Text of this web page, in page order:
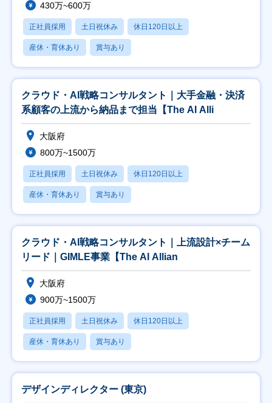
430万~600万
正社員採用 土日祝休み 休日120日以上
産休・育休あり 賞与あり
クラウド・AI戦略コンサルタント｜大手金融・決済
系顧客の上流から納品まで担当【The AI Alli
大阪府
800万~1500万
正社員採用 土日祝休み 休日120日以上
産休・育休あり 賞与あり
クラウド・AI戦略コンサルタント｜上流設計×チーム
リード｜GIMLE事業【The AI Allian
大阪府
900万~1500万
正社員採用 土日祝休み 休日120日以上
産休・育休あり 賞与あり
デザインディレクター (東京)